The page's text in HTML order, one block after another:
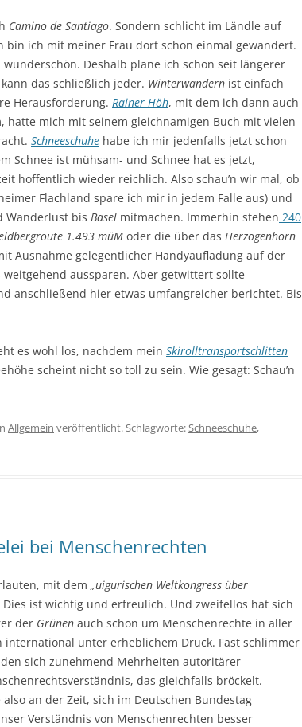
Camino de Santiago. Sondern schlicht im Ländle auf
bin ich mit meiner Frau dort schon einmal gewandert.
Deshalb plane ich schon seit längerer
das schließlich jeder. Winterwandern ist einfach
Herausforderung. Rainer Höh, mit dem ich dann auch
hatte mich mit seinem gleichnamigen Buch mit vielen
Schneeschuhe habe ich mir jedenfalls jetzt schon
Schnee ist mühsam- und Schnee hat es jetzt,
hoffentlich wieder reichlich. Also schau’n wir mal, ob
Flachland spare ich mir in jedem Falle aus) und
Wanderlust bis Basel mitmachen. Immerhin stehen 240
1.493 müM oder die über das Herzogenhorn
Ausnahme gelegentlicher Handyaufladung auf der
aussparen. Aber getwittert sollte
anschließend hier etwas umfangreicher berichtet. Bis
es wohl los, nachdem mein Skirolltransportschlitten
scheint nicht so toll zu sein. Wie gesagt: Schau’n
Allgemein veröffentlicht. Schlagworte:Schneeschuhe,
bei Menschenrechten
mit dem „uigurischen Weltkongress über
Dies ist wichtig und erfreulich. Und zweifellos hat sich
der Grünen auch schon um Menschenrechte in aller
international unter erheblichem Druck. Fast schlimmer
sich zunehmend Mehrheiten autoritärer
das gleichfalls bröckelt.
an der Zeit, sich im Deutschen Bundestag
Verständnis von Menschenrechten besser